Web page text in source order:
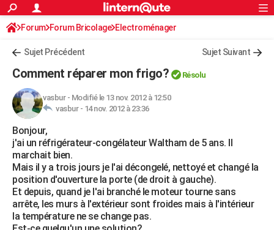
ACTUALITÉS
Politique
Société
Faits Divers
Education
Monde
Villes
+
FINANCE
Retraite
Impôts
Epargne
Immobilier
Risques naturels par ville
Banque
Assurance
Crédit
AUTO
Essais
Réserver un essai
Citadines
Berlines
SUV
Forum auto
+HIGH-TECH
Mobiles
Meilleur smartphone
Internet
Ordinateurs
Jeux vidéo
Guide high-tech
+BRICOLAGE
Forum
Aménagement intérieur
Extérieur
Cuisine
Salle de bains
Jardinage
Rangement
WEEK-END
Guides de France
Escapades
Patrimoine
Expositions
Musées
Week-end nature
+LIFESTYLE
S'inscrire
Connexion
Forum Forum Bricolage Electroménager
Sujet Précédent Sujet Suivant
Comment réparer mon frigo? Résolu
vasbur- Modifié le 13 nov. 2012 à 12:50
vasbur - 14 nov. 2012 à 23:36
Bonjour,
j'ai un réfrigérateur-congélateur Waltham de 5 ans. Il
marchait bien.
Mais il y a trois jours je l'ai décongelé, nettoyé et changé la
position d'ouverture la porte (de droit à gauche).
Et depuis, quand je l'ai branché le moteur tourne sans
arrête, les murs à l'extérieur sont froides mais à l'intérieur
la température ne se change pas.